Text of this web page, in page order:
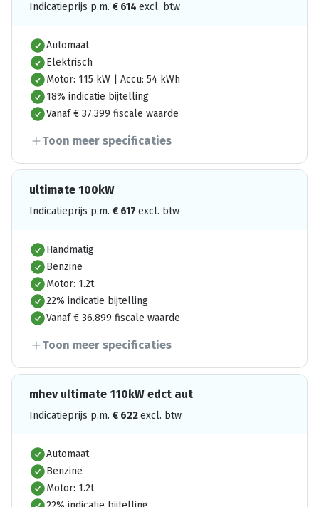
Indicatieprijs p.m. € 614 excl. btw
Automaat
Elektrisch
Motor: 115 kW | Accu: 54 kWh
18% indicatie bijtelling
Vanaf € 37.399 fiscale waarde
Toon meer specificaties
ultimate 100kW
Indicatieprijs p.m. € 617 excl. btw
Handmatig
Benzine
Motor: 1.2t
22% indicatie bijtelling
Vanaf € 36.899 fiscale waarde
Toon meer specificaties
mhev ultimate 110kW edct aut
Indicatieprijs p.m. € 622excl. btw
Automaat
Benzine
Motor: 1.2t